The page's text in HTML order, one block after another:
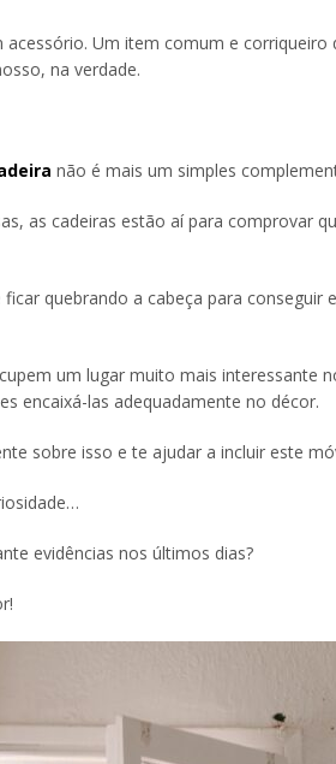
Um item comum e corriqueiro
na verdade.
não é mais um simples
as cadeiras estão aí para comprovar
ficar quebrando a cabeça para
um lugar muito mais interessante
encaixá-las adequadamente no décor.
sobre isso e te ajudar a incluir este
evidências nos últimos dias?